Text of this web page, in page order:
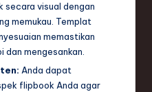
secara visual dengan
memukau. Templat
memastikan
dan mengesankan.
Anda dapat
flipbook Anda agar